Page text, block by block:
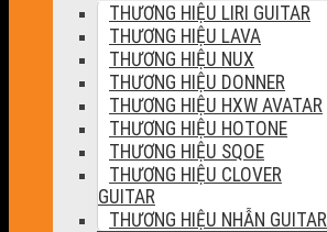
THƯƠNG HIỆU LIRI GUITAR
THƯƠNG HIỆU LAVA
THƯƠNG HIỆU NUX
THƯƠNG HIỆU DONNER
THƯƠNG HIỆU HXW AVATAR
THƯƠNG HIỆU HOTONE
THƯƠNG HIỆU SQOE
THƯƠNG HIỆU CLOVER
GUITAR
THƯƠNG HIỆU NHẪN GUITAR